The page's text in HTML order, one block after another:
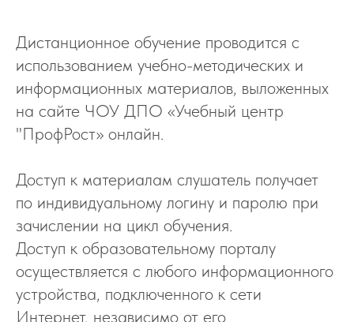
Дистанционное обучение проводится с
использованием учебно-методических и
информационных материалов, выложенных
на сайте ЧОУ ДПО «Учебный центр
"ПрофРост» онлайн.
Доступ к материалам слушатель получает
по индивидуальному логину и паролю при
зачислении на цикл обучения.
Доступ к образовательному порталу
осуществляется с любого информационного
устройства, подключенного к сети
Интернет, независимо от его